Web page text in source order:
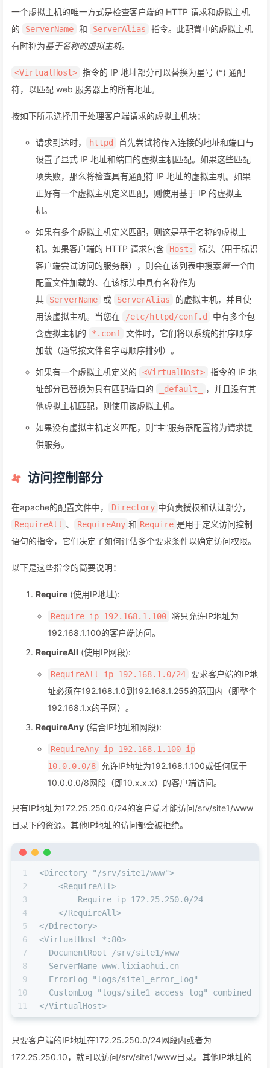
一个虚拟主机的唯一方式是检查客户端的 HTTP 请求和虚拟主机
的
ServerName 和 ServerAlias
指令。此配置中的虚拟主机
有时称为基于名称的虚拟主机。
<VirtualHost> 指令的 IP 地址部分可以替换为星号 (*) 通配
符，以匹配 web 服务器上的所有地址。
按如下所示选择用于处理客户端请求的虚拟主机块：
请求到达时， httpd
首先尝试将传入连接的地址和端口与
设置了显式 IP 地址和端口的虚拟主机匹配。如果这些匹配
项失败，那么将检查具有通配符 IP 地址的虚拟主机。如果
正好有一个虚拟主机定义匹配，则使用基于 IP 的虚拟主
机。
如果有多个虚拟主机定义匹配，则这是基于名称的虚拟主
机。如果客户端的 HTTP 请求包含
Host:
标头（用于标识
客户端尝试访问的服务器），则会在该列表中搜索第一个由
配置文件加载的、在该标头中具有名称作为
其
ServerName 或 ServerAlias
的虚拟主机，并且使
用该虚拟主机。当您在
/etc/httpd/conf.d
中有多个包
含虚拟主机的
*.conf 文件时，它们将以系统的排序顺序
加载（通常按文件名字母顺序排列）。
如果有一个虚拟主机定义的 <VirtualHost> 指令的 IP 地
址部分已替换为具有匹配端口的
_default_
，并且没有其
他虚拟主机匹配，则使用该虚拟主机。
如果没有虚拟主机定义匹配，则“主”服务器配置将为请求提
供服务。
访问控制部分
在apache的配置文件中， Directory 中负责授权和认证部分，
RequireAll 、 RequireAny 和 Require 是用于定义访问控制
语句的指令，它们决定了如何评估多个要求条件以确定访问权限。
以下是这些指令的简要说明：
Require (使用IP地址):
Require ip 192.168.1.100 将只允许IP地址为
192.168.1.100的客户端访问。
RequireAll (使用IP网段):
RequireAll ip 192.168.1.0/24 要求客户端的IP地
址必须在192.168.1.0到192.168.1.255的范围内（即整个
192.168.1.x的子网）。
RequireAny (结合IP地址和网段):
RequireAny ip 192.168.1.100 ip
10.0.0.0/8
允许IP地址为192.168.1.100或任何属于
10.0.0.0/8网段（即10.x.x.x）的客户端访问。
只有IP地址为172.25.250.0/24的客户端才能访问/srv/site1/www
目录下的资源。其他IP地址的访问都会被拒绝。
1
2
3
4
5
6
7
8
9
10
11
<Directory "/srv/site1/www">
    <RequireAll>
        Require ip 172.25.250.0/24
    </RequireAll>
</Directory>
<VirtualHost *:80>
  DocumentRoot /srv/site1/www
  ServerName www.lixiaohui.cn
  ErrorLog "logs/site1_error_log"
  CustomLog "logs/site1_access_log" combined
</VirtualHost>
只要客户端的IP地址在172.25.250.0/24网段内或者为
172.25.250.10，就可以访问/srv/site1/www目录。其他IP地址的